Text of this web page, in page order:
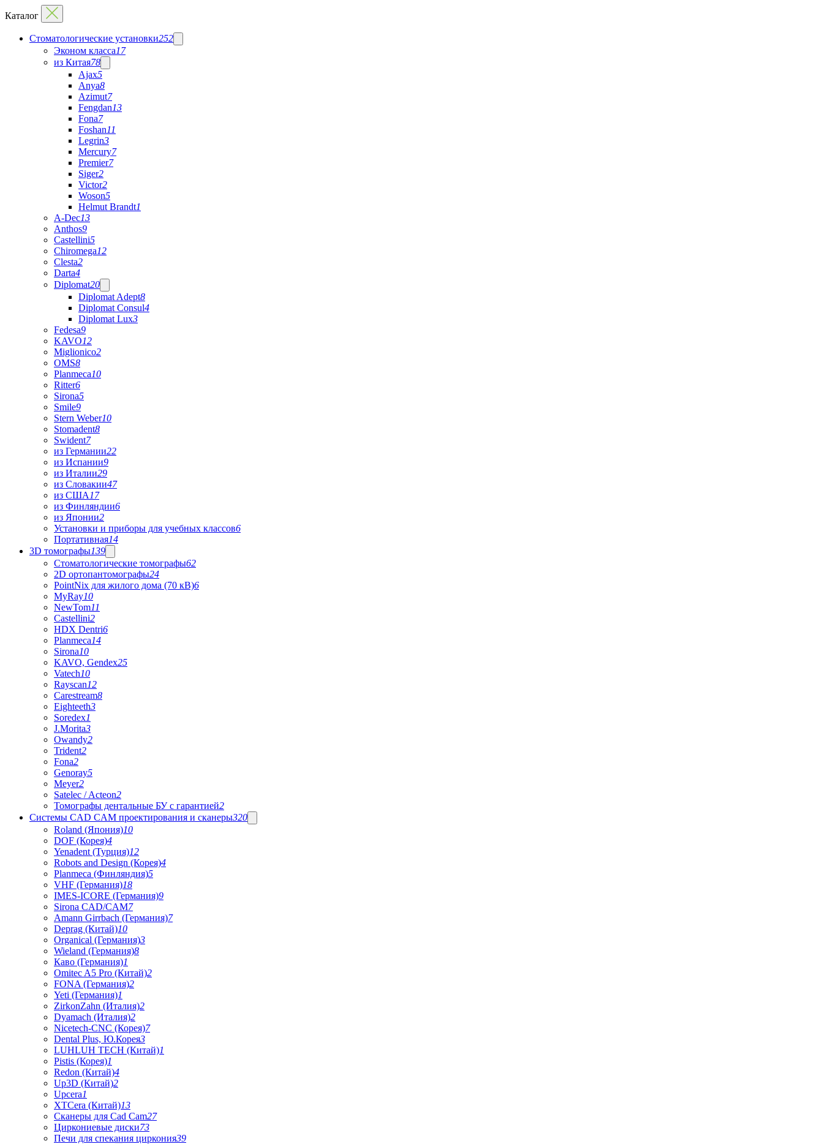
Каталог
Стоматологические установки252
Эконом класса17
из Китая78
Ajax5
Anya8
Azimut7
Fengdan13
Fona7
Foshan11
Legrin3
Mercury7
Premier7
Siger2
Victor2
Woson5
Helmut Brandt1
A-Dec13
Anthos9
Castellini5
Chiromega12
Clesta2
Darta4
Diplomat20
Diplomat Adept8
Diplomat Consul4
Diplomat Lux3
Fedesa9
KAVO12
Miglionico2
OMS8
Planmeca10
Ritter6
Sirona5
Smile9
Stern Weber10
Stomadent8
Swident7
из Германии22
из Испании9
из Италии29
из Словакии47
из США 17
из Финляндии6
из Японии2
Установки и приборы для учебных классов6
Портативная14
3D томографы139
Стоматологические томографы62
2D ортопантомографы24
PointNix для жилого дома (70 кВ)6
MyRay10
NewTom11
Castellini2
HDX Dentri6
Planmeca14
Sirona10
KAVO, Gendex25
Vatech10
Rayscan12
Carestream8
Eighteeth3
Soredex1
J.Morita3
Owandy2
Trident2
Fona2
Genoray5
Meyer2
Satelec / Acteon2
Томографы дентальные БУ с гарантией2
Системы CAD CAM проектирования и сканеры320
Roland (Япония)10
DOF (Корея)4
Yenadent (Турция)12
Robots and Design (Корея)4
Planmeca (Финляндия)5
VHF (Германия)18
IMES-ICORE (Германия)9
Sirona CAD/CAM7
Amann Girrbach (Германия)7
Deprag (Китай)10
Organical (Германия)3
Wieland (Германия)8
Каво (Германия)1
Omitec A5 Pro (Китай)2
FONA (Германия)2
Yeti (Германия)1
ZirkonZahn (Италия)2
Dyamach (Италия)2
Nicetech-CNC (Корея)7
Dental Plus, Ю.Корея3
LUHLUH TECH (Китай)1
Pistis (Корея)1
Redon (Китай)4
Up3D (Китай)2
Upcera1
XTCera (Китай)13
Сканеры для Cad Cam27
Циркониевые диски73
Печи для спекания циркония39